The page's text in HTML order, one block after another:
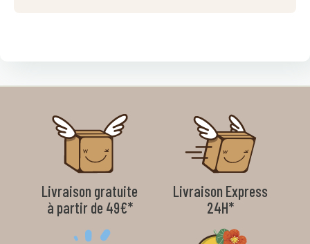
Livraison gratuite
à partir de 49€*
Livraison Express
24H*